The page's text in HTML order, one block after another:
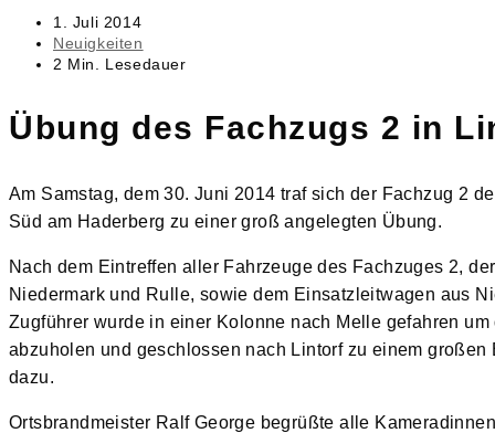
Beitrag
veröffentlicht:
1. Juli 2014
Beitrags-
Kategorie:
Neuigkeiten
Lesedauer:
2 Min. Lesedauer
Übung des Fachzugs 2 in
Am Samstag, dem 30. Juni 2014 traf sich der Fachzug 2
Süd am Haderberg zu einer groß angelegten Übung.
Nach dem Eintreffen aller Fahrzeuge des Fachzuges 2,
Niedermark und Rulle, sowie dem Einsatzleitwagen aus
Zugführer wurde in einer Kolonne nach Melle gefahren
abzuholen und geschlossen nach Lintorf zu einem
dazu.
Ortsbrandmeister Ralf George begrüßte alle